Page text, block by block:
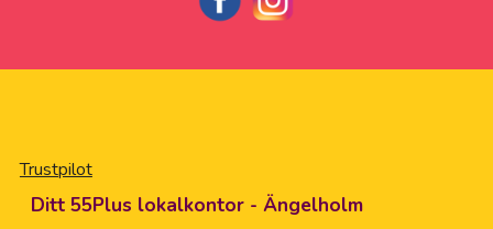
Trustpilot
Ditt 55Plus lokalkontor - Ängelholm